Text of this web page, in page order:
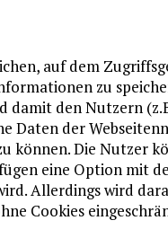
auf dem
zu
den Nutzern
Daten der
können. Die Nutzer
eine Option mit
Allerdings wird
Cookies